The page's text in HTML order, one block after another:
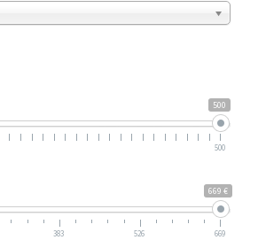
500
500
669 €
383 526 669